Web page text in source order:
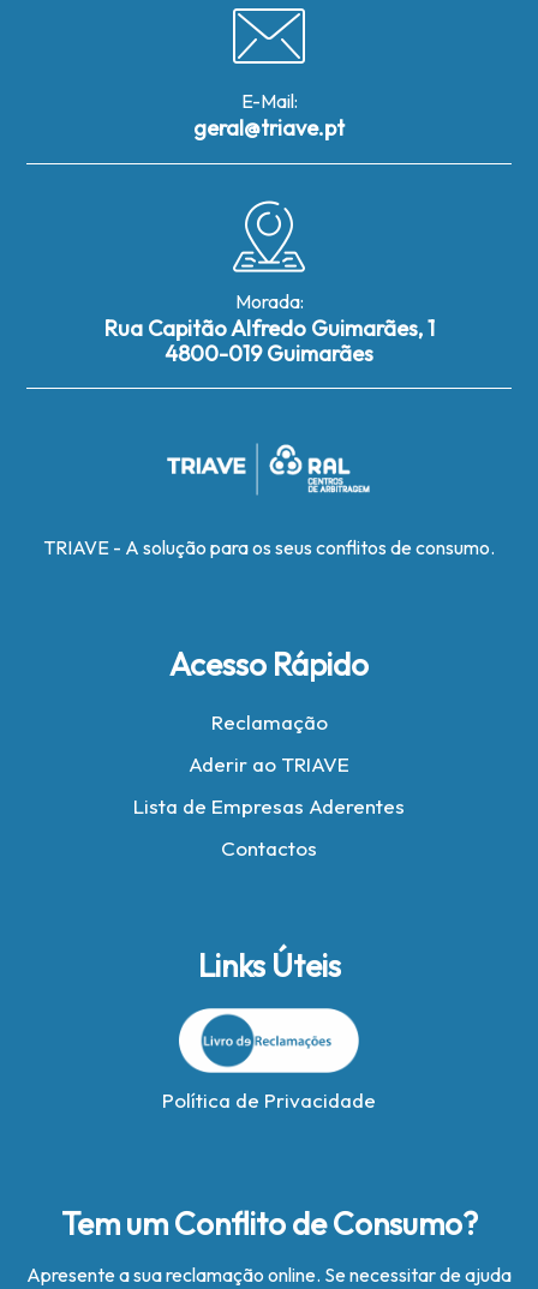
E-Mail:
geral@triave.pt
Morada:
Rua Capitão Alfredo Guimarães, 1
4800-019 Guimarães
TRIAVE - A solução para os seus conflitos de consumo.
Acesso Rápido
Reclamação
Aderir ao TRIAVE
Lista de Empresas Aderentes
Contactos
Links Úteis
Política de Privacidade
Tem um Conflito de Consumo?
Apresente a sua reclamação online. Se necessitar de ajuda